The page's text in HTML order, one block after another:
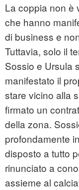
La coppia non è
che hanno
di business e
Tuttavia, solo il
Sossio e Ursula
manifestato il
stare vicino alla
firmato un
della zona.
profondamente
disposto a tutto
rinunciato a
assieme al